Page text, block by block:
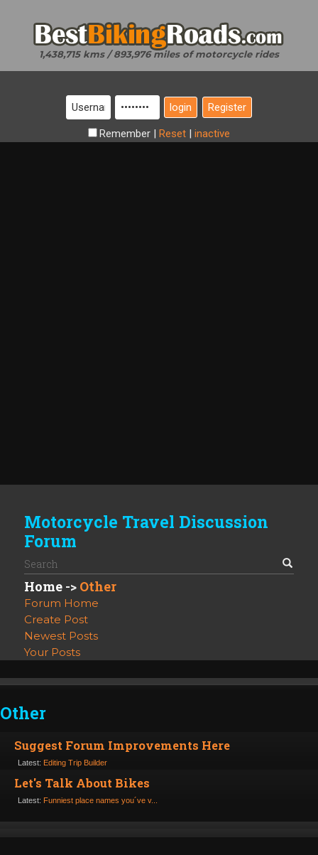
1,438,715 kms / 893,976 miles of motorcycle rides
Register
Remember | Reset | inactive
Motorcycle Travel Discussion
Forum
Home -> Other
Forum Home
Create Post
Newest Posts
Your Posts
Other
Suggest Forum Improvements Here
Latest: Editing Trip Builder
Let's Talk About Bikes
Latest: Funniest place names you´ve v...